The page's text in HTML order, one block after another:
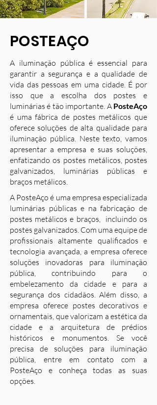
POSTEAÇO
A iluminação pública é essencial para
garantir a segurança e a qualidade de
vida das pessoas em uma cidade. É por
isso que a escolha dos postes e
luminárias é tão importante. A PosteAço
é uma fábrica de postes metálicos que
oferece soluções de alta qualidade para
iluminação pública. Neste texto, vamos
apresentar a empresa e suas soluções,
enfatizando os postes metálicos, postes
galvanizados, luminárias públicas e
braços metálicos.
A PosteAço é uma empresa especializada
luminárias públicas e na fabricação de
postes metálicos e braços, incluindo os
postes galvanizados. Com uma equipe de
profissionais altamente qualificados e
tecnologia avançada, a empresa oferece
soluções inovadoras para iluminação
pública, contribuindo para o
embelezamento da cidade e para a
segurança dos cidadãos. Além disso, a
empresa oferece postes decorativos e
ornamentais, que valorizam a estética da
cidade e a arquitetura de prédios
históricos e monumentos. Se você
precisa de soluções para iluminação
pública, entre em contato com a
PosteAço e conheça todas as suas
opções.